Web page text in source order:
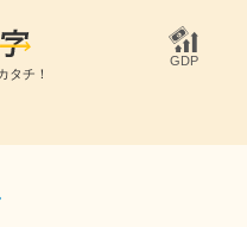
タチ！
GDP